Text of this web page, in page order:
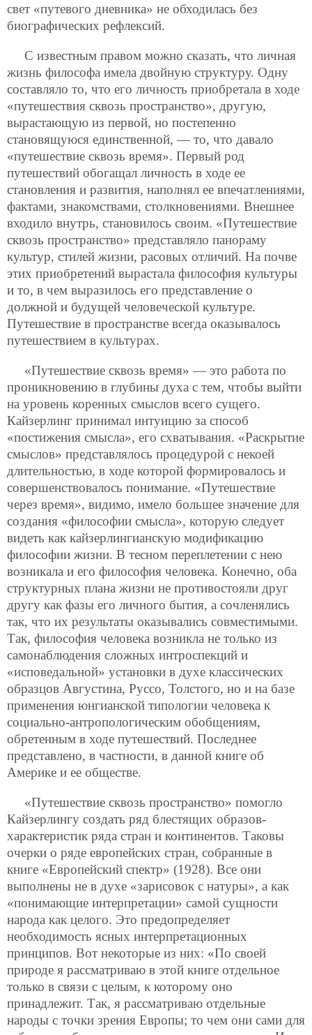
свет «путевого дневника» не обходилась без
биографических рефлексий.
С известным правом можно сказать, что личная
жизнь философа имела двойную структуру. Одну
составляло то, что его личность приобретала в ходе
«путешествия сквозь пространство», другую,
вырастающую из первой, но постепенно
становящуюся единственной, — то, что давало
«путешествие сквозь время». Первый род
путешествий обогащал личность в ходе ее
становления и развития, наполнял ее впечатлениями,
фактами, знакомствами, столкновениями. Внешнее
входило внутрь, становилось своим. «Путешествие
сквозь пространство» представляло панораму
культур, стилей жизни, расовых отличий. На почве
этих приобретений вырастала философия культуры
и то, в чем выразилось его представление о
должной и будущей человеческой культуре.
Путешествие в пространстве всегда оказывалось
путешествием в культурах.
«Путешествие сквозь время» — это работа по
проникновению в глубины духа с тем, чтобы выйти
на уровень коренных смыслов всего сущего.
Кайзерлинг принимал интуицию за способ
«постижения смысла», его схватывания. «Раскрытие
смыслов» представлялось процедурой с некоей
длительностью, в ходе которой формировалось и
совершенствовалось понимание. «Путешествие
через время», видимо, имело большее значение для
создания «философии смысла», которую следует
видеть как кайзерлингианскую модификацию
философии жизни. В тесном переплетении с нею
возникала и его философия человека. Конечно, оба
структурных плана жизни не противостояли друг
другу как фазы его личного бытия, а сочленялись
так, что их результаты оказывались совместимыми.
Так, философия человека возникла не только из
самонаблюдения сложных интроспекций и
«исповедальной» установки в духе классических
образцов Августина, Руссо, Толстого, но и на базе
применения юнгианской типологии человека к
социально-антропологическим обобщениям,
обретенным в ходе путешествий. Последнее
представлено, в частности, в данной книге об
Америке и ее обществе.
«Путешествие сквозь пространство» помогло
Кайзерлингу создать ряд блестящих образов-
характеристик ряда стран и континентов. Таковы
очерки о ряде европейских стран, собранные в
книге «Европейский спектр» (1928). Все они
выполнены не в духе «зарисовок с натуры», а как
«понимающие интерпретации» самой сущности
народа как целого. Это предопределяет
необходимость ясных интерпретационных
принципов. Вот некоторые из них: «По своей
природе я рассматриваю в этой книге отдельное
только в связи с целым, к которому оно
принадлежит. Так, я рассматриваю отдельные
народы с точки зрения Европы; то чем они сами для